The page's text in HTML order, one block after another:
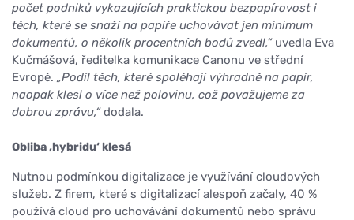
počet podniků vykazujících praktickou bezpapírovost i
těch, které se snaží na papíře uchovávat jen minimum
dokumentů, o několik procentních bodů zvedl,“ uvedla Eva
Kučmášová, ředitelka komunikace Canonu ve střední
Evropě. „Podíl těch, které spoléhají výhradně na papír,
naopak klesl o více než polovinu, což považujeme za
dobrou zprávu,“dodala.
Obliba ‚hybridu‘ klesá
Nutnou podmínkou digitalizace je využívání cloudových
služeb. Z firem, které s digitalizací alespoň začaly, 40 %
používá cloud pro uchovávání dokumentů nebo správu